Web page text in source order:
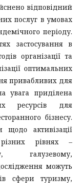
відповідний
послуг в умовах
періоду.
застосування в
організації та
оптимальних
привабливих для
увага приділена
ресурсів для
бізнесу.
щодо активізації
різних рівнях –
галузевому,
можуть
сфери туризму,